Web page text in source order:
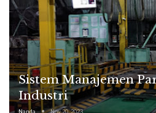
Sistem Manajemen
Industri
Nanda Nov 20, 2023